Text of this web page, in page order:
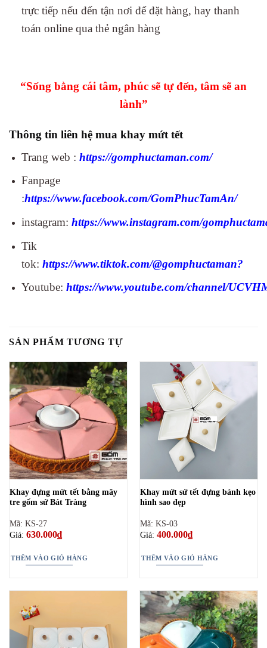
trực tiếp nếu đến tận nơi để đặt hàng, hay thanh
toán online qua thẻ ngân hàng
“Sống bằng cái tâm, phúc sẽ tự đến, tâm sẽ an
lành”
Thông tin liên hệ mua khay mứt tết
Trang web : https://gomphuctaman.com/
Fanpage
:https://www.facebook.com/GomPhucTamAn/
instagram: https://www.instagram.com/
Tik
tok: https://www.tiktok.com/@gomphuctaman?
Youtube: https://www.youtube.com/channel/
SẢN PHẨM TƯƠNG TỰ
Khay đựng mứt tết bằng mây
tre gốm sứ Bát Tràng
Mã: KS-27
Giá: 630.000₫
THÊM VÀO GIỎ HÀNG
Khay mứt sứ tết đựng bánh kẹo
hình sao đẹp
Mã: KS-03
Giá: 400.000₫
THÊM VÀO GIỎ HÀNG